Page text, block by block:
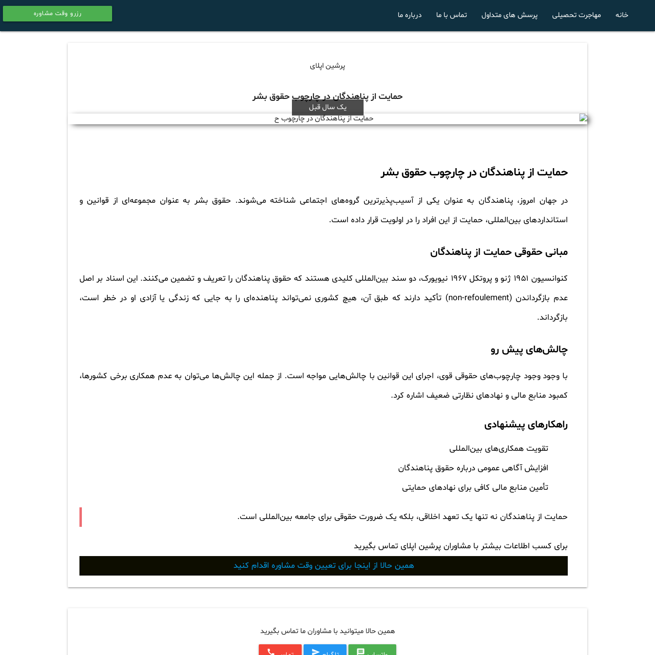
رزرو وقت مشاوره
calendar
خانه مهاجرت تحصیلی پرسش های متداول تماس با ما درباره ما
پرشین اپلای
حمایت از پناهندگان در چارچوب حقوق بشر
یک سال قبل
حمایت از پناهندگان در چارچوب حقوق بشر
در جهان امروز، پناهندگان به عنوان یکی از آسیب‌پذیرترین گروه‌های اجتماعی شناخته می‌شوند. حقوق بشر به عنوان مجموعه‌ای از قوانین و
استانداردهای بین‌المللی، حمایت از این افراد را در اولویت قرار داده است.
مبانی حقوقی حمایت از پناهندگان
کنوانسیون ۱۹۵۱ ژنو و پروتکل ۱۹۶۷ نیویورک، دو سند بین‌المللی کلیدی هستند که حقوق پناهندگان را تعریف و تضمین می‌کنند. این اسناد بر اصل
عدم بازگرداندن (non-refoulement) تأکید دارند که طبق آن، هیچ کشوری نمی‌تواند پناهنده‌ای را به جایی که زندگی یا آزادی او در خطر است،
بازگرداند.
چالش‌های پیش رو
با وجود وجود چارچوب‌های حقوقی قوی، اجرای این قوانین با چالش‌هایی مواجه است. از جمله این چالش‌ها می‌توان به عدم همکاری برخی کشورها،
کمبود منابع مالی و نهادهای نظارتی ضعیف اشاره کرد.
راهکارهای پیشنهادی
تقویت همکاری‌های بین‌المللی
افزایش آگاهی عمومی درباره حقوق پناهندگان
تأمین منابع مالی کافی برای نهادهای حمایتی
حمایت از پناهندگان نه تنها یک تعهد اخلاقی، بلکه یک ضرورت حقوقی برای جامعه بین‌المللی است.
برای کسب اطلاعات بیشتر با مشاوران پرشین اپلای تماس بگیرید
همین حالا از اینجا برای تعیین وقت مشاوره اقدام کنید
همین حالا میتوانید با مشاوران ما تماس بگیرید
message
send
call